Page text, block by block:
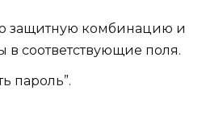
защитную комбинацию и
в соответствующие поля.
пароль”.